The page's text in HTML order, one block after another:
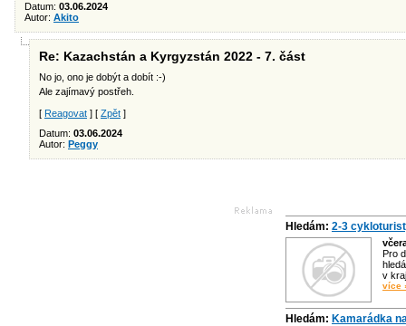
Datum: 03.06.2024
Autor: Akito
Re: Kazachstán a Kyrgyzstán 2022 - 7. část
No jo, ono je dobýt a dobít :-)
Ale zajímavý postřeh.
[ Reagovat ] [ Zpět ]
Datum: 03.06.2024
Autor: Peggy
Hledám: 2-3
Pro
v
více
Hledám: Kamarádka